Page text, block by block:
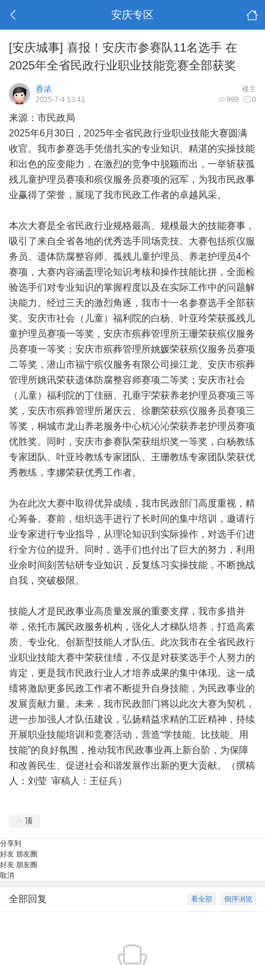
安庆专区
[安庆城事] 喜报！安庆市参赛队11名选手 在
2025年全省民政行业职业技能竞赛全部获奖
楼主
香浓
999 0
2025-7-4 13:41
来源：市民政局
2025年6月30日，2025年全省民政行业职业技能大赛圆满
收官。我市参赛选手凭借扎实的专业知识、精湛的实操技能
和出色的应变能力，在激烈的竞争中脱颖而出，一举斩获孤
残儿童护理员赛项和殡仪服务员赛项的冠军，为我市民政事
业赢得了荣誉，展现了我市民政工作者的卓越风采。
本次大赛是全省民政行业规格最高、规模最大的技能赛事，
吸引了来自全省各地的优秀选手同场竞技。大赛包括殡仪服
务员、遗体防腐整容师、孤残儿童护理员、养老护理员4个
赛项，大赛内容涵盖理论知识考核和操作技能比拼，全面检
验选手们对专业知识的掌握程度以及在实际工作中的问题解
决能力。经过三天的激烈角逐，我市十一名参赛选手全部获
奖。安庆市社会（儿童）福利院的白杨、叶亚玲荣获孤残儿
童护理员赛项一等奖，安庆市殡葬管理所王珊荣获殡仪服务
员赛项一等奖；安庆市殡葬管理所姚媛荣获殡仪服务员赛项
二等奖，潜山市福宁殡仪服务有限公司操江龙、安庆市殡葬
管理所姚讯荣获遗体防腐整容师赛项二等奖；安庆市社会
（儿童）福利院的丁佳丽、孔垂宇荣获养老护理员赛项三等
奖，安庆市殡葬管理所屠庆云、徐鹏荣获殡仪服务员赛项三
等奖，桐城市龙山养老服务中心杭沁沁荣获养老护理员赛项
优胜奖。同时，安庆市参赛队荣获组织奖一等奖，白杨教练
专家团队、叶亚玲教练专家团队、王珊教练专家团队荣获优
秀教练，李娜荣获优秀工作者。
为在此次大赛中取得优异成绩，我市民政部门高度重视，精
心筹备。赛前，组织选手进行了长时间的集中培训，邀请行
业专家进行专业指导，从理论知识到实际操作，对选手们进
行全方位的提升。同时，选手们也付出了巨大的努力，利用
业余时间刻苦钻研专业知识，反复练习实操技能，不断挑战
自我，突破极限。
技能人才是民政事业高质量发展的重要支撑，我市多措并
举，依托市属民政服务机构，强化人才梯队培养，打造高素
质、专业化、创新型技能人才队伍。此次我市在全省民政行
业职业技能大赛中荣获佳绩，不仅是对获奖选手个人努力的
肯定，更是我市民政行业人才培养成果的集中体现。这一成
绩将激励更多民政工作者不断提升自身技能，为民政事业的
发展贡献力量。未来，我市民政部门将以此次大赛为契机，
进一步加强人才队伍建设，弘扬精益求精的工匠精神，持续
开展职业技能培训和竞赛活动，营造“学技能、比技能、用
技能”的良好氛围，推动我市民政事业再上新台阶，为保障
和改善民生、促进社会和谐发展作出新的更大贡献。（撰稿
人：刘莹 审稿人：王征兵）
顶
分享到
好友 朋友圈
好友 朋友圈
取消
倒序浏览
看全部
全部回复